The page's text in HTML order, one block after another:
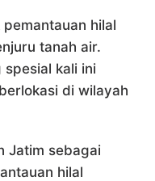
hilal
tanah air.
kali ini
di wilayah
Jatim sebagai
hilal